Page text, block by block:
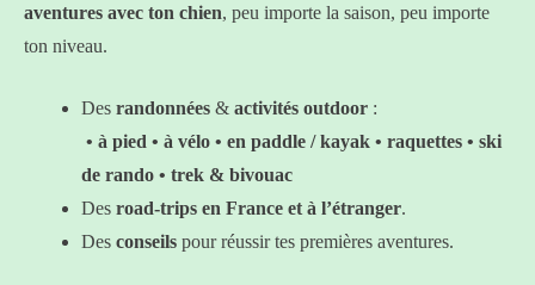
aventures avec ton chien, peu importe la saison, peu importe
ton niveau.
Des randonnées & activités outdoor :
• à pied • à vélo • en paddle / kayak • raquettes • ski
de rando • trek & bivouac
Des road-trips en France et à l’étranger.
Des conseils pour réussir tes premières aventures.